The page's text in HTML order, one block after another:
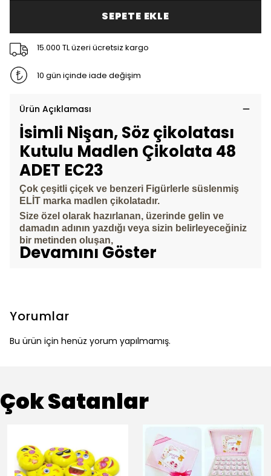
SEPETE EKLE
15.000 TL üzeri ücretsiz kargo
10 gün içinde iade değişim
Ürün Açıklaması
İsimli Nişan, Söz çikolatası
Kutulu Madlen Çikolata 48
ADET EC23
Çok çeşitli çiçek ve benzeri Figürlerle süslenmiş
ELİT marka madlen çikolatadır.
Size özel olarak hazırlanan, üzerinde gelin ve
damadın adının yazdığı veya sizin belirleyeceğiniz
bir metinden oluşan,
Devamını Göster
Yorumlar
Bu ürün için henüz yorum yapılmamış.
Çok Satanlar